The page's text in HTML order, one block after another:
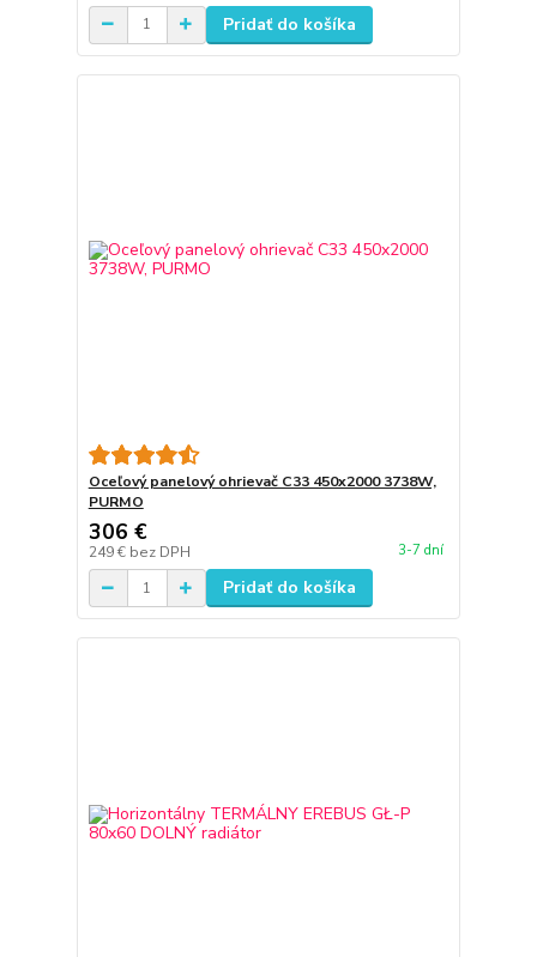
Pridať do košíka
Oceľový panelový ohrievač C33 450x2000 3738W,
PURMO
306 €
249 € bez DPH 3-7 dní
Pridať do košíka